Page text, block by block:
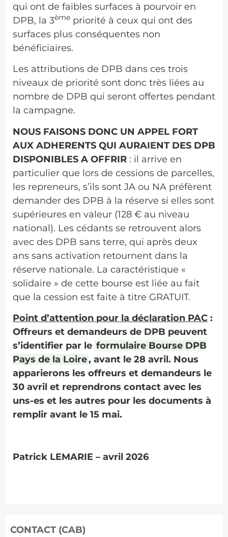
qui ont de faibles surfaces à pourvoir en
DPB, la 3ème priorité à ceux qui ont des
surfaces plus conséquentes non
bénéficiaires.
Les attributions de DPB dans ces trois
niveaux de priorité sont donc très liées au
nombre de DPB qui seront offertes pendant
la campagne.
NOUS FAISONS DONC UN APPEL FORT
AUX ADHERENTS QUI AURAIENT DES DPB
DISPONIBLES A OFFRIR : il arrive en
particulier que lors de cessions de parcelles,
les repreneurs, s’ils sont JA ou NA préfèrent
demander des DPB à la réserve si elles sont
supérieures en valeur (128 € au niveau
national). Les cédants se retrouvent alors
avec des DPB sans terre, qui après deux
ans sans activation retournent dans la
réserve nationale. La caractéristique «
solidaire » de cette bourse est liée au fait
que la cession est faite à titre GRATUIT.
Point d’attention pour la déclaration PAC :
Offreurs et demandeurs de DPB peuvent
s’identifier par le formulaire Bourse DPB
Pays de la Loire, avant le 28 avril. Nous
apparierons les offreurs et demandeurs le
30 avril et reprendrons contact avec les
uns-es et les autres pour les documents à
remplir avant le 15 mai.
Patrick LEMARIE – avril 2026
CONTACT (CAB)